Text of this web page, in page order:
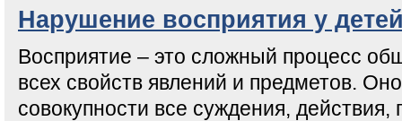
Нарушение восприятия у
Восприятие – это сложный процесс
всех свойств явлений и предметов.
совокупности все суждения, действия,